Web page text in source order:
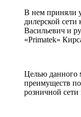
В нем приняли
дилерской
Васильевич и
«Primatek»
Целью данного
преимуществ
розничной